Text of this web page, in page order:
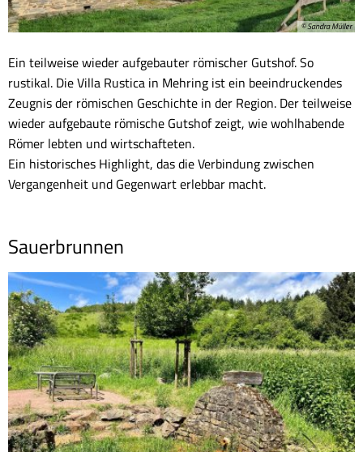
© Sandra Müller
Ein teilweise wieder aufgebauter römischer Gutshof. So
rustikal. Die Villa Rustica in Mehring ist ein beeindruckendes
Zeugnis der römischen Geschichte in der Region. Der teilweise
wieder aufgebaute römische Gutshof zeigt, wie wohlhabende
Römer lebten und wirtschafteten.
Ein historisches Highlight, das die Verbindung zwischen
Vergangenheit und Gegenwart erlebbar macht.
Sauerbrunnen